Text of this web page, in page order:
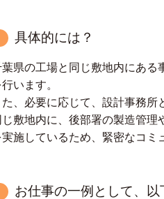
具体的には？
葉県の工場と同じ敷地内にある
行います。
た、必要に応じて、設計事務所
じ敷地内に、後部署の製造管
実施しているため、緊密なコミ
お仕事の一例として、以